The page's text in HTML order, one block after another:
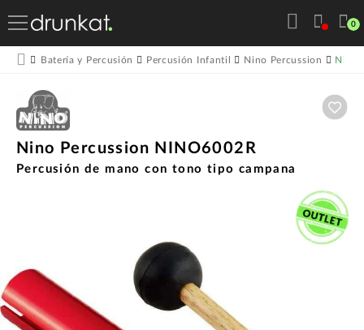
0
Batería y Percusión Percusión Infantil Nino Percussion Nino
Nino Percussion NINO6002R
Percusión de mano con tono tipo campana